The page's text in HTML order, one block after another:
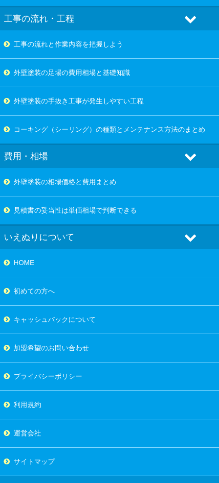
工事の流れ・工程
工事の流れと作業内容を把握しよう
外壁塗装の足場の費用相場と基礎知識
外壁塗装の手抜き工事が発生しやすい工程
コーキング（シーリング）の種類とメンテナンス方法のまとめ
費用・相場
外壁塗装の相場価格と費用まとめ
見積書の妥当性は単価相場で判断できる
いえぬりについて
HOME
初めての方へ
キャッシュバックについて
加盟希望のお問い合わせ
プライバシーポリシー
利用規約
運営会社
サイトマップ